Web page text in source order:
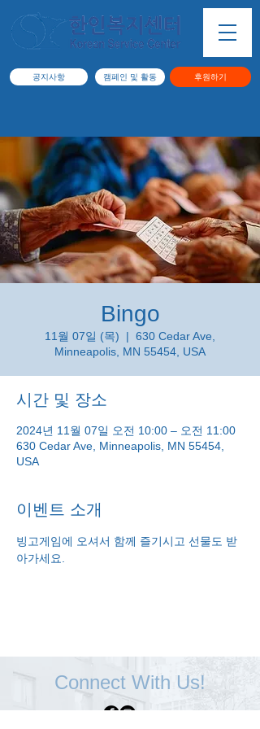
공지사항 캠페인 및 활동 후원하기
Bingo
11월 07일 (목)
  |
630 Cedar Ave,
Minneapolis, MN 55454, USA
시간 및 장소
2024년 11월 07일 오전 10:00 – 오전 11:00
630 Cedar Ave, Minneapolis, MN 55454,
USA
이벤트 소개
빙고게임에 오셔서 함께 즐기시고 선물도 받
아가세요.
Connect With Us!